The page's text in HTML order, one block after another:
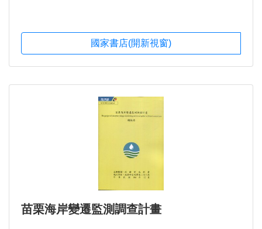
國家書店(開新視窗)
苗栗海岸變遷監測調查計畫